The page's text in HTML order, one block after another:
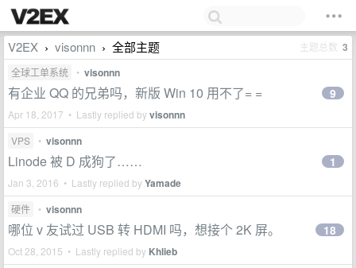
V2EX › visonnn › 全部主题 主题总数 3
全球工单系统 • visonnn
有企业 QQ 的兄弟吗，新版 Win 10 用不了= =
Apr 18, 2017 • Lastly replied byvisonnn
9
VPS • visonnn
Linode 被 D 成狗了……
Jan 3, 2016 • Lastly replied byYamade
1
硬件 • visonnn
哪位 v 友试过 USB 转 HDMI 吗，想接个 2K 屏。
Oct 28, 2015 • Lastly replied by Khlieb
18